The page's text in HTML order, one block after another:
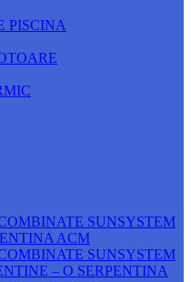
PISCINA
SUNSYSTEM
ACM
SUNSYSTEM
– O SERPENTINA